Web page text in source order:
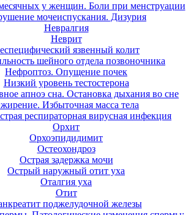
у женщин. Боли при менструации
мочеиспускания. Дизурия
Невралгия
Неврит
язвенный колит
шейного отдела позвоночника
Нефроптоз. Опущение почек
Низкий уровень тестостерона
апноэ сна. Остановка дыхания во сне
Избыточная масса тела
респираторная вирусная инфекция
Орхит
Орхоэпидидимит
Остеохондроз
Острая задержка мочи
Острый наружный отит уха
Оталгия уха
Отит
поджелудочной железы